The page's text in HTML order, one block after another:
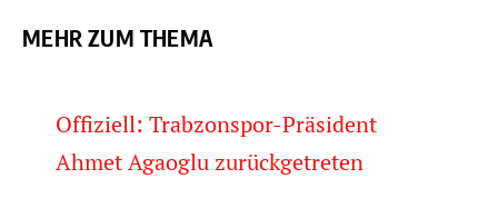
MEHR ZUM THEMA
Offiziell: Trabzonspor-Präsident
Ahmet Agaoglu zurückgetreten